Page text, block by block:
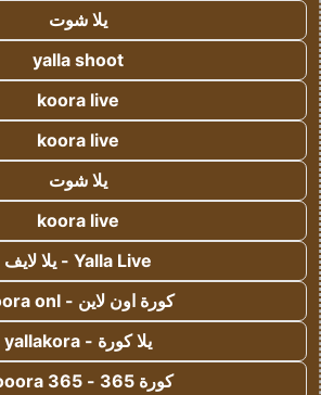
يلا شوت
yalla shoot
koora live
koora live
يلا شوت
koora live
Yalla Live - يلا لايف
كورة اون لاين - koora onl
يلا كورة - yallakora
كورة 365 - kooora 365